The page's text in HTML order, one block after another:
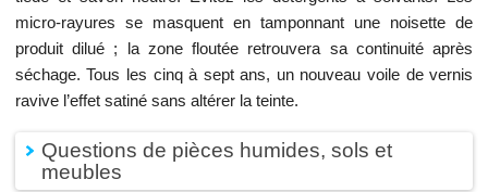
micro-rayures se masquent en tamponnant une noisette de
produit dilué ; la zone floutée retrouvera sa continuité après
séchage. Tous les cinq à sept ans, un nouveau voile de vernis
ravive l’effet satiné sans altérer la teinte.
Questions de pièces humides, sols et
meubles